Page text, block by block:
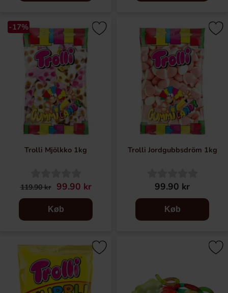
-17%
Trolli Mjölkko 1kg
119.90 kr 99.90 kr
Køb
Trolli Jordgubbsdröm 1kg
99.90 kr
Køb